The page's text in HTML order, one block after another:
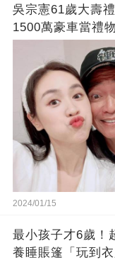
吳宗憲61歲大壽
1500萬豪車當禮
徒弟也不甘示弱!
2024/01/15
最小孩子才6歲
養睡賬篷「玩到